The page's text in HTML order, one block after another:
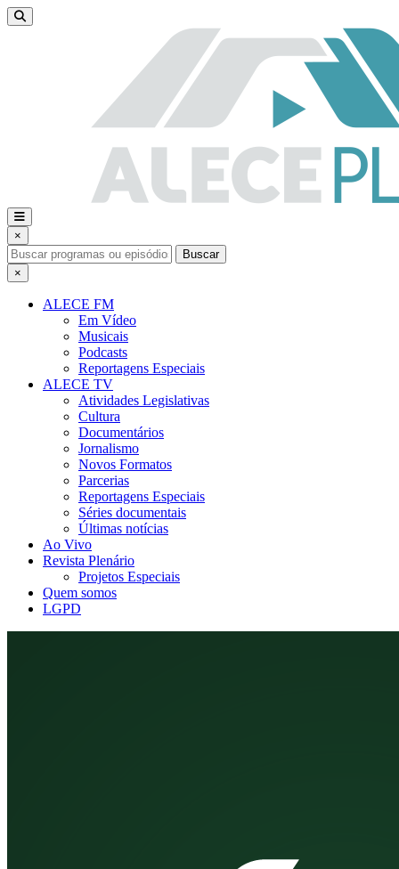
×
Buscar
×
ALECE FM
Em Vídeo
Musicais
Podcasts
Reportagens Especiais
ALECE TV
Atividades Legislativas
Cultura
Documentários
Jornalismo
Novos Formatos
Parcerias
Reportagens Especiais
Séries documentais
Últimas notícias
Ao Vivo
Revista Plenário
Projetos Especiais
Quem somos
LGPD